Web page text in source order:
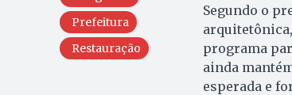
Prefeitura
Restauração
Segundo o
programa
ainda
esperada e